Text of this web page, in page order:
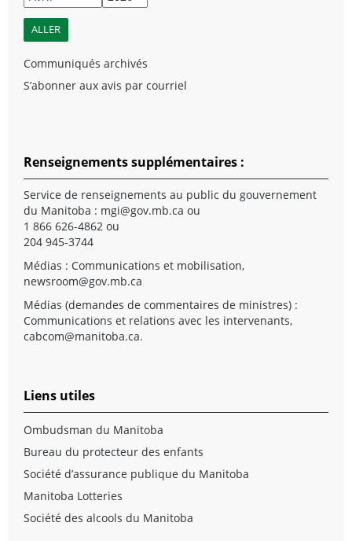
Communiqués archivés
S’abonner aux avis par courriel
Renseignements supplémentaires :
Service de renseignements au public du gouvernement
du Manitoba : mgi@gov.mb.ca ou
1 866 626-4862 ou
204 945-3744
Médias : Communications et mobilisation,
newsroom@gov.mb.ca
Médias (demandes de commentaires de ministres) :
Communications et relations avec les intervenants,
cabcom@manitoba.ca.
Liens utiles
Ombudsman du Manitoba
Bureau du protecteur des enfants
Société d’assurance publique du Manitoba
Manitoba Lotteries
Société des alcools du Manitoba